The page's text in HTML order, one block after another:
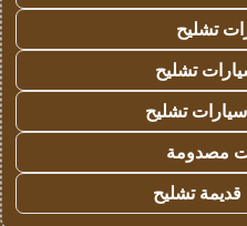
تشليح
تشليح
تشليح
مصدومة
تشليح